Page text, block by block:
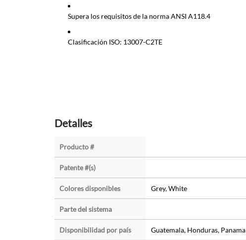
Supera los requisitos de la norma ANSI A118.4
Clasificación ISO: 13007-C2TE
Detalles
Producto #
Patente #(s)
Colores disponibles Grey, White
Parte del sistema
Disponibilidad por país Guatemala, Honduras, Panama